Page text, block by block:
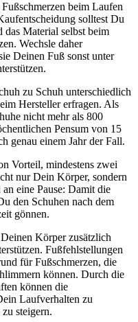
beim Laufen
solltest Du
das Material selbst beim
Wechsle daher
Deinen Fuß sonst unter
zu Schuh unterschiedlich
Hersteller erfragen. Als
nicht mehr als 800
Pensum von 15
genau einem Jahr der Fall.
Vorteil, mindestens zwei
nur Dein Körper, sondern
eine Pause: Damit die
den Schuhen nach dem
gönnen.
Körper zusätzlich
Fußfehlstellungen
für Fußschmerzen, die
können. Durch die
können die
Laufverhalten zu
steigern.